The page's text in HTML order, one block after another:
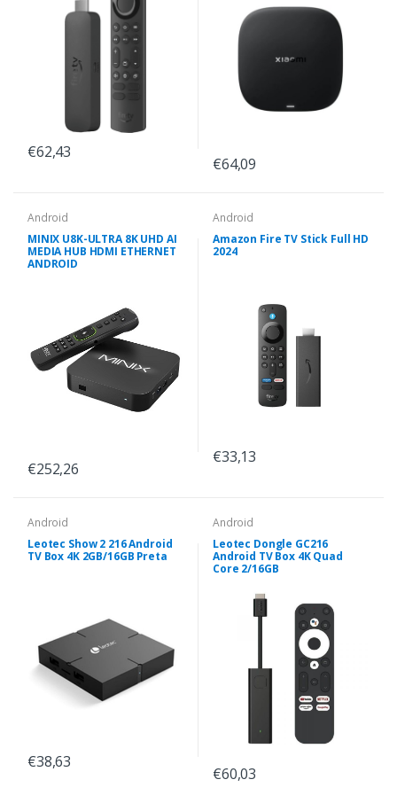
€62,43
€64,09
Android
MINIX U8K-ULTRA 8K UHD AI
MEDIA HUB HDMI ETHERNET
ANDROID
€252,26
Android
Amazon Fire TV Stick Full HD
2024
€33,13
Android
Leotec Show 2 216 Android
TV Box 4K 2GB/16GB Preta
€38,63
Android
Leotec Dongle GC216
Android TV Box 4K Quad
Core 2/16GB
€60,03